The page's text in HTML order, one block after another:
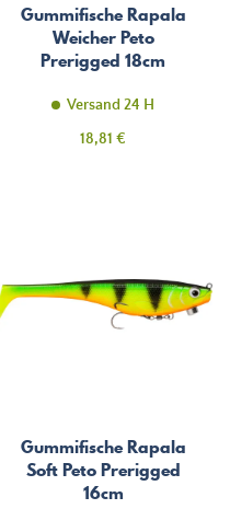
Gummifische Rapala
Weicher Peto
Prerigged 18cm
Versand 24 H
Preis
18,81 €
Gummifische Rapala
Soft Peto Prerigged
16cm